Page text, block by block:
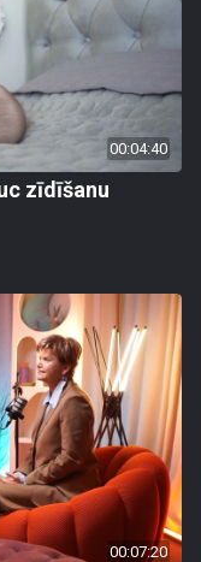
00:04:40
zīdīšanu
00:07:20